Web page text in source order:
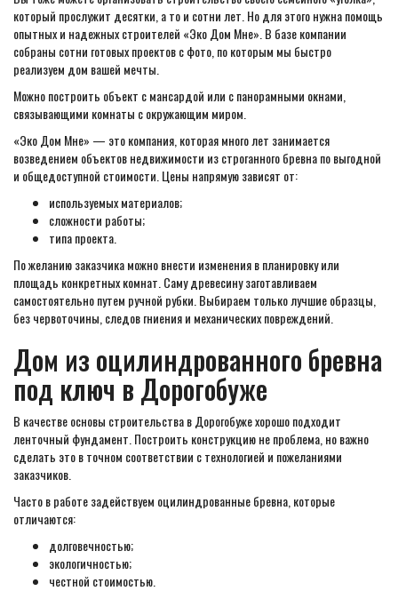
который прослужит десятки, а то и сотни лет. Но для этого нужна помощь
опытных и надежных строителей «Эко Дом Мне». В базе компании
собраны сотни готовых проектов с фото, по которым мы быстро
реализуем дом вашей мечты.
Можно построить объект с мансардой или с панорамными окнами,
связывающими комнаты с окружающим миром.
«Эко Дом Мне» — это компания, которая много лет занимается
возведением объектов недвижимости из строганного бревна по выгодной
и общедоступной стоимости. Цены напрямую зависят от:
используемых материалов;
сложности работы;
типа проекта.
По желанию заказчика можно внести изменения в планировку или
площадь конкретных комнат. Саму древесину заготавливаем
самостоятельно путем ручной рубки. Выбираем только лучшие образцы,
без червоточины, следов гниения и механических повреждений.
Дом из оцилиндрованного бревна
под ключ в Дорогобуже
В качестве основы строительства в Дорогобуже хорошо подходит
ленточный фундамент. Построить конструкцию не проблема, но важно
сделать это в точном соответствии с технологией и пожеланиями
заказчиков.
Часто в работе задействуем оцилиндрованные бревна, которые
отличаются:
долговечностью;
экологичностью;
честной стоимостью.